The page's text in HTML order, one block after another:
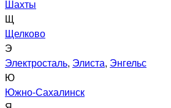
Шахты
Щ
Щелково
Э
Электросталь, Элиста, Энгельс
Ю
Южно-Сахалинск